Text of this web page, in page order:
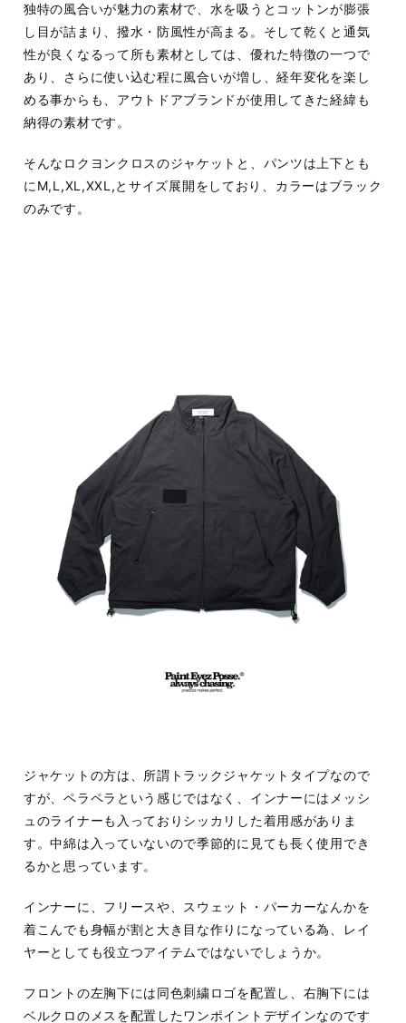
独特の風合いが魅力の素材で、水を吸うとコットンが膨張
し目が詰まり、撥水・防風性が高まる。そして乾くと通気
性が良くなるって所も素材としては、優れた特徴の一つで
あり、さらに使い込む程に風合いが増し、経年変化を楽し
める事からも、アウトドアブランドが使用してきた経緯も
納得の素材です。
そんなロクヨンクロスのジャケットと、パンツは上下とも
にM,L,XL,XXL,とサイズ展開をしており、カラーはブラック
のみです。
ジャケットの方は、所謂トラックジャケットタイプなので
すが、ペラペラという感じではなく、インナーにはメッシ
ュのライナーも入っておりシッカリした着用感がありま
す。中綿は入っていないので季節的に見ても長く使用でき
るかと思っています。
インナーに、フリースや、スウェット・パーカーなんかを
着こんでも身幅が割と大き目な作りになっている為、レイ
ヤーとしても役立つアイテムではないでしょうか。
フロントの左胸下には同色刺繍ロゴを配置し、右胸下には
ベルクロのメスを配置したワンポイントデザインなのです